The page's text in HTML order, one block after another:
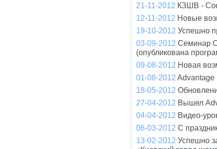
21-11-2012 КЗШВ -
12-11-2012 Новые
19-10-2012 Успешно
03-09-2012 Семинар
(опубликована
09-08-2012 Новая
01-08-2012
18-05-2012
27-04-2012 Вышел
04-04-2012 Видео-
06-03-2012 С
13-02-2012 Успешно